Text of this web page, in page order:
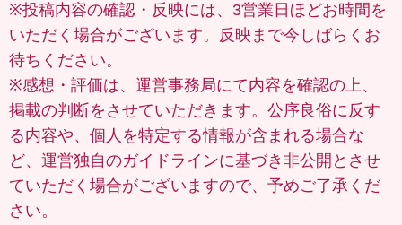
※投稿内容の確認・反映には、3営業日ほどお時間を
いただく場合がございます。反映まで今しばらくお
待ちください。
※感想・評価は、運営事務局にて内容を確認の上、
掲載の判断をさせていただきます。公序良俗に反す
る内容や、個人を特定する情報が含まれる場合な
ど、運営独自のガイドラインに基づき非公開とさせ
ていただく場合がございますので、予めご了承くだ
さい。